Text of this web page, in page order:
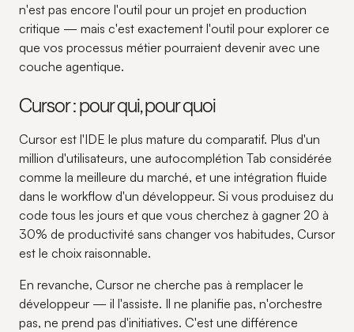
n'est pas encore l'outil pour un projet en production
critique — mais c'est exactement l'outil pour explorer ce
que vos processus métier pourraient devenir avec une
couche agentique.
Cursor : pour qui, pour quoi
Cursor est l'IDE le plus mature du comparatif. Plus d'un
million d'utilisateurs, une autocomplétion Tab considérée
comme la meilleure du marché, et une intégration fluide
dans le workflow d'un développeur. Si vous produisez du
code tous les jours et que vous cherchez à gagner 20 à
30% de productivité sans changer vos habitudes, Cursor
est le choix raisonnable.
En revanche, Cursor ne cherche pas à remplacer le
développeur — il l'assiste. Il ne planifie pas, n'orchestre
pas, ne prend pas d'initiatives. C'est une différence